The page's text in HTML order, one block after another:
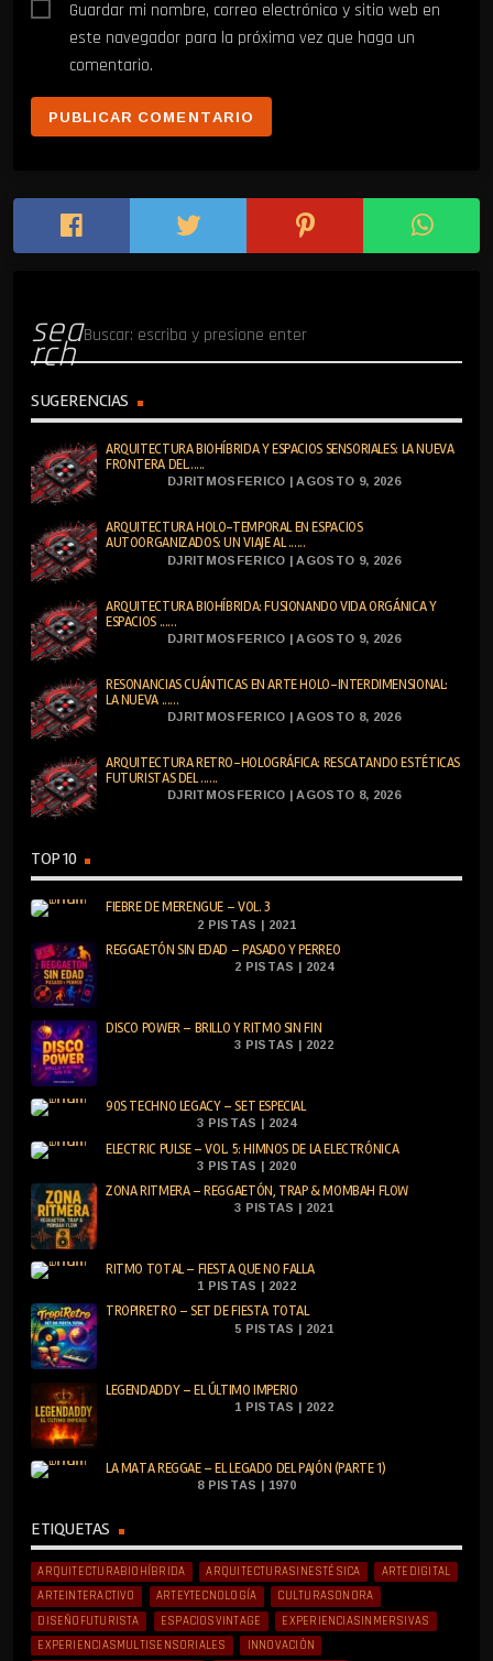
Guardar mi nombre, correo electrónico y sitio web en
este navegador para la próxima vez que haga un
comentario.
sea
rch
SUGERENCIAS
ARQUITECTURA BIOHÍBRIDA Y ESPACIOS SENSORIALES: LA NUEVA
FRONTERA DEL......
DJRITMOSFERICO | AGOSTO 9, 2026
ARQUITECTURA HOLO-TEMPORAL EN ESPACIOS
AUTOORGANIZADOS: UN VIAJE AL ......
DJRITMOSFERICO | AGOSTO 9, 2026
ARQUITECTURA BIOHÍBRIDA: FUSIONANDO VIDA ORGÁNICA Y
ESPACIOS ......
DJRITMOSFERICO | AGOSTO 9, 2026
RESONANCIAS CUÁNTICAS EN ARTE HOLO-INTERDIMENSIONAL:
LA NUEVA ......
DJRITMOSFERICO | AGOSTO 8, 2026
ARQUITECTURA RETRO-HOLOGRÁFICA: RESCATANDO ESTÉTICAS
FUTURISTAS DEL ......
DJRITMOSFERICO | AGOSTO 8, 2026
TOP 10
FIEBRE DE MERENGUE – VOL. 3
2 PISTAS | 2021
REGGAETÓN SIN EDAD – PASADO Y PERREO
2 PISTAS | 2024
DISCO POWER – BRILLO Y RITMO SIN FIN
3 PISTAS | 2022
90S TECHNO LEGACY – SET ESPECIAL
3 PISTAS | 2024
ELECTRIC PULSE – VOL. 5: HIMNOS DE LA ELECTRÓNICA
3 PISTAS | 2020
ZONA RITMERA – REGGAETÓN, TRAP & MOMBAH FLOW
3 PISTAS | 2021
RITMO TOTAL – FIESTA QUE NO FALLA
1 PISTAS | 2022
TROPIRETRO – SET DE FIESTA TOTAL
5 PISTAS | 2021
LEGENDADDY – EL ÚLTIMO IMPERIO
1 PISTAS | 2022
LA MATA REGGAE – EL LEGADO DEL PAJÓN (PARTE 1)
8 PISTAS | 1970
ETIQUETAS
ARQUITECTURABIOHÍBRIDA ARQUITECTURASINESTÉSICA
ARTEDIGITAL
ARTEINTERACTIVO
ARTEYTECNOLOGÍA
CULTURASONORA
DISEÑOFUTURISTA
ESPACIOSVINTAGE
EXPERIENCIASINMERSIVAS
EXPERIENCIASMULTISENSORIALES
INNOVACIÓN